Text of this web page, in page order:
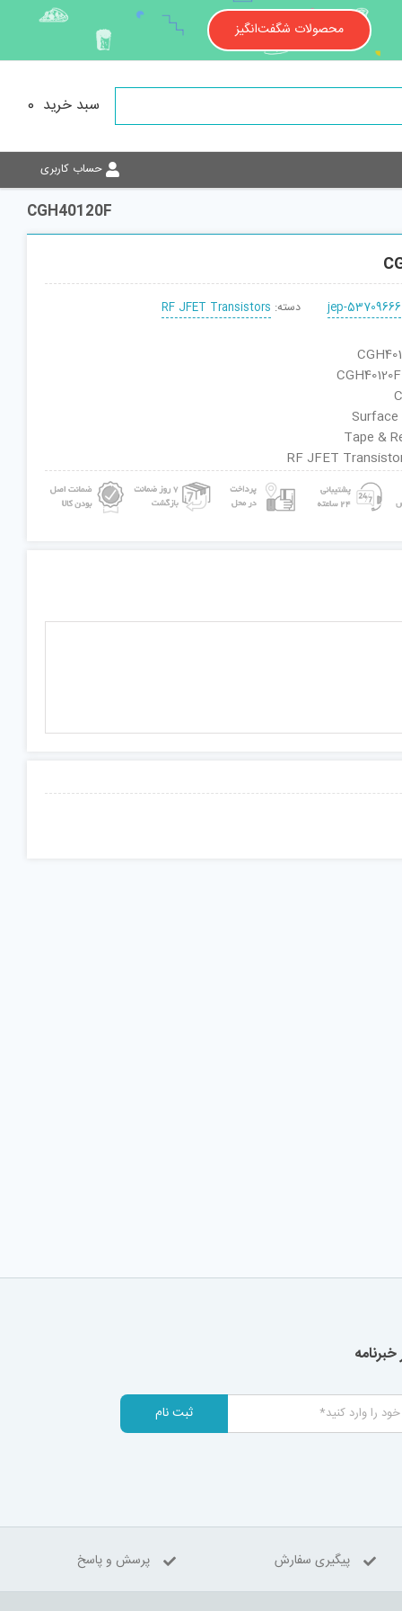
محصولات شگفت‌انگیز
سبد خرید 0
حساب کاربری
CGH40120F
jep-53709666 دسته: RF JFET Transistors
ثبت نام
پیگیری سفارش پرسش و پاسخ